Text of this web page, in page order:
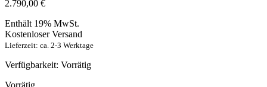
2.790,00 €
Enthält 19% MwSt.
Kostenloser Versand
Lieferzeit: ca. 2-3 Werktage
Verfügbarkeit: Vorrätig
Vorrätig